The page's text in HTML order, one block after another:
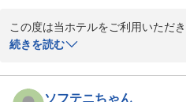
また利用したいというお言葉をい
なしで皆様をお迎えできるよう、
また豊川へお越しの際も、ぜひ当
この度は当ホテルをご利用いただ
いただき誠にありがとうございます
フロントスタッフの対応がお役に
嬉しく拝読いたしました。
続きを読む
ソフテニちゃん